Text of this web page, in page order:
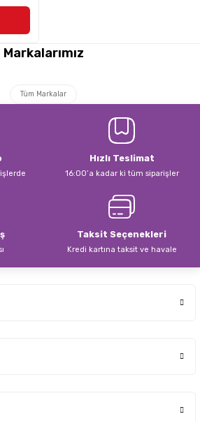
Markalarımız
Tüm Markalar
Hızlı Teslimat
16:00’a kadar ki tüm siparişler
Taksit Seçenekleri
Kredi kartına taksit ve havale